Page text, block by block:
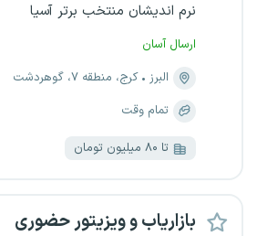
نرم اندیشان منتخب برتر آسیا
ارسال آسان
البرز
کرج، منطقه ۷، گوهردشت
تمام وقت
تا ۸۰ میلیون تومان
بازاریاب و ویزیتور حضوری